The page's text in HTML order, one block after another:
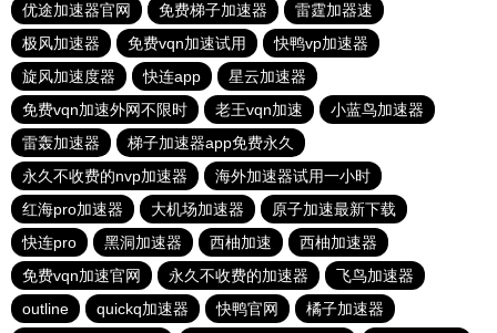
优途加速器官网
免费梯子加速器
雷霆加器速
极风加速器
免费vqn加速试用
快鸭vp加速器
旋风加速度器
快连app
星云加速器
免费vqn加速外网不限时
老王vqn加速
小蓝鸟加速器
雷轰加速器
梯子加速器app免费永久
永久不收费的nvp加速器
海外加速器试用一小时
红海pro加速器
大机场加速器
原子加速最新下载
快连pro
黑洞加速器 西柚加速
西柚加速器
免费vqn加速官网
永久不收费的加速器
飞鸟加速器
outline
quickq加速器 快鸭官网 橘子加速器